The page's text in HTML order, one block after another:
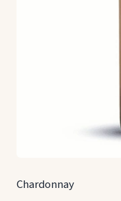
Chardonnay